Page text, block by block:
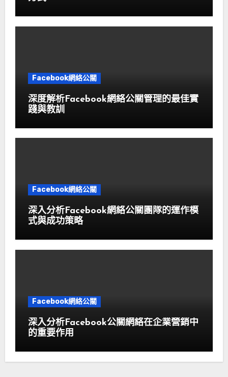
Facebook網絡公關
深度解析Facebook網絡公關管理的最佳實
踐與教訓
Facebook網絡公關
深入分析Facebook網絡公關團隊的運作模
式與成功策略
Facebook網絡公關
深入分析Facebook公關網絡在企業營銷中
的重要作用